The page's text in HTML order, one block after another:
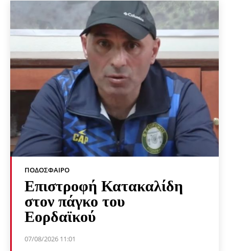
ΠΟΔΌΣΦΑΙΡΟ
Επιστροφή Κατακαλίδη
στον πάγκο του
Εορδαϊκού
07/08/2026 11:01